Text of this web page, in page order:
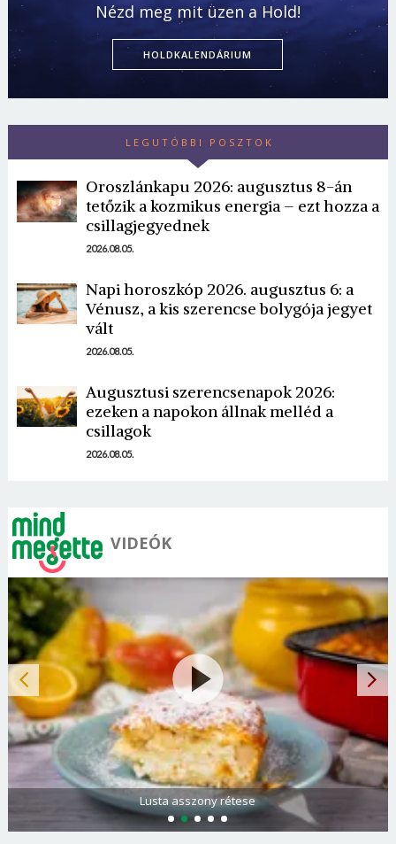
Nézd meg mit üzen a Hold!
HOLDKALENDÁRIUM
LEGUTÓBBI POSZTOK
Oroszlánkapu 2026: augusztus 8-án
tetőzik a kozmikus energia – ezt hozza a
csillagjegyednek
2026.08.05.
Napi horoszkóp 2026. augusztus 6: a
Vénusz, a kis szerencse bolygója jegyet
vált
2026.08.05.
Augusztusi szerencsenapok 2026:
ezeken a napokon állnak melléd a
csillagok
2026.08.05.
VIDEÓK
Lusta asszony rétese
Borsonline bejelentkezés
E-mail cím vagy felhasználónév
Mégse Bejelentkezés